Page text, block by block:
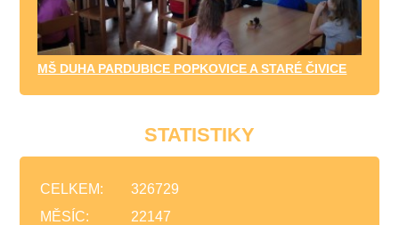
MŠ DUHA PARDUBICE POPKOVICE A STARÉ ČIVICE
STATISTIKY
CELKEM:
326729
MĚSÍC:
22147